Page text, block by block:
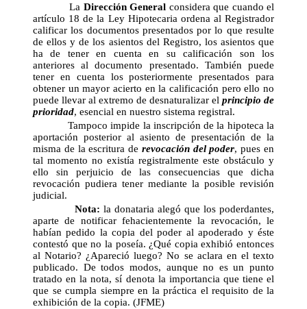
La Dirección General considera que cuando el
artículo 18 de la Ley Hipotecaria ordena al Registrador
calificar los documentos presentados por lo que resulte
de ellos y de los asientos del Registro, los asientos que
ha de tener en cuenta en su calificación son los
anteriores al documento presentado. También puede
tener en cuenta los posteriormente presentados para
obtener un mayor acierto en la calificación pero ello no
puede llevar al extremo de desnaturalizar el principio de
prioridad, esencial en nuestro sistema registral.
Tampoco impide la inscripción de la hipoteca la
aportación posterior al asiento de presentación de la
misma de la escritura de revocación del poder, pues en
tal momento no existía registralmente este obstáculo y
ello sin perjuicio de las consecuencias que dicha
revocación pudiera tener mediante la posible revisión
judicial.
Nota: la donataria alegó que los poderdantes,
aparte de notificar fehacientemente la revocación, le
habían pedido la copia del poder al apoderado y éste
contestó que no la poseía. ¿Qué copia exhibió entonces
al Notario? ¿Apareció luego? No se aclara en el texto
publicado. De todos modos, aunque no es un punto
tratado en la nota, sí denota la importancia que tiene el
que se cumpla siempre en la práctica el requisito de la
exhibición de la copia. (JFME)